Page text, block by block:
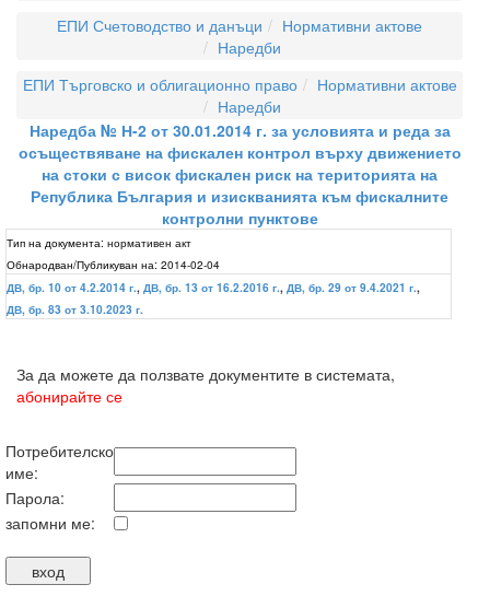
ЕПИ Счетоводство и данъци
Нормативни актове
Наредби
ЕПИ Търговско и облигационно право
Нормативни актове
Наредби
Наредба № Н-2 от 30.01.2014 г. за условията и реда за
осъществяване на фискален контрол върху движението
на стоки с висок фискален риск на територията на
Република България и изискванията към фискалните
контролни пунктове
Тип на документа: нормативен акт
Обнародван/Публикуван на: 2014-02-04
ДВ, бр. 10 от 4.2.2014 г., ДВ, бр. 13 от 16.2.2016 г., ДВ, бр. 29 от 9.4.2021 г.,
ДВ, бр. 83 от 3.10.2023 г.
За да можете да ползвате документите в системата,
абонирайте се
Потребителско
име:
Парола:
запомни ме: